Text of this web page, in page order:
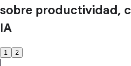
sobre productividad,
IA
1 2